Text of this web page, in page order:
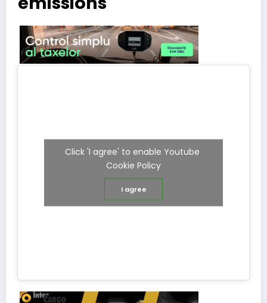
Click 'I agree' to enable Youtube
Cookie Policy
I agree